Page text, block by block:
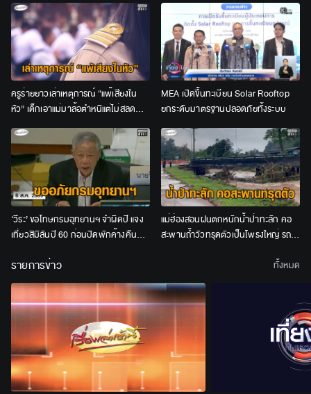
ครูร่ายยาวเล่าเหตุการณ์ “แพ้เสียงใน
หัว” เด็กเอาแม่มาล้อตำหนิแต่ไม่สลด
เคลียร์ใจขอโทษกันแล้ว
MEA เปิดขึ้นทะเบียน Solar Rooftop
ยกระดับมาตรฐานปลอดภัยทั้งระบบ
‘วีระ’ ขอโทษกรมอุทยานฯ จำผิดปี แจง
เที่ยวสิมิลันปี 60 ก่อนปิดพักค้างคืน
แม่ฮ่องสอนฝนตกหนักน้ำป่าทะลัก คอ
สะพานถ้ำวัวทรุดตัวเป็นโพรงใหญ่ รถ
รายการข่าว ทั้งหมด